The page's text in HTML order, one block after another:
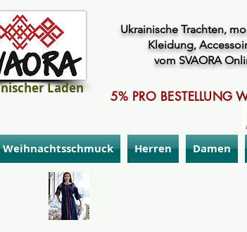
Ukrainische Trachten,
Kleidung,
vom SVAORA
5% PRO BESTELLUNG
Laden
Weihnachtsschmuck Herren Damen